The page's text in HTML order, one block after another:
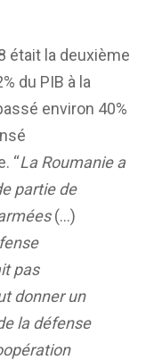
était la deuxième
du PIB à la
environ 40%
“La Roumanie a
partie de
(…)
pas
donner un
la défense